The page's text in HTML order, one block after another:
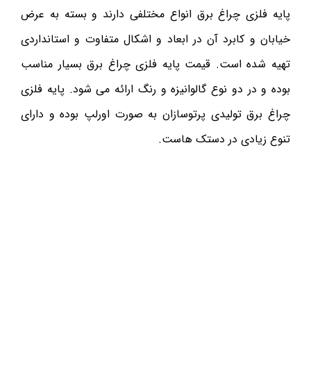
پایه فلزی چراغ برق انواع مختلفی دارند و بسته به عرض
خیابان و کابرد آن در ابعاد و اشکال متفاوت و استانداردی
تهیه شده است. قیمت پایه فلزی چراغ برق بسیار مناسب
بوده و در دو نوع گالوانیزه و رنگ ارائه می شود. پایه فلزی
چراغ برق تولیدی پرتوسازان به صورت اورلپ بوده و دارای
تنوع زیادی در دستک هاست.